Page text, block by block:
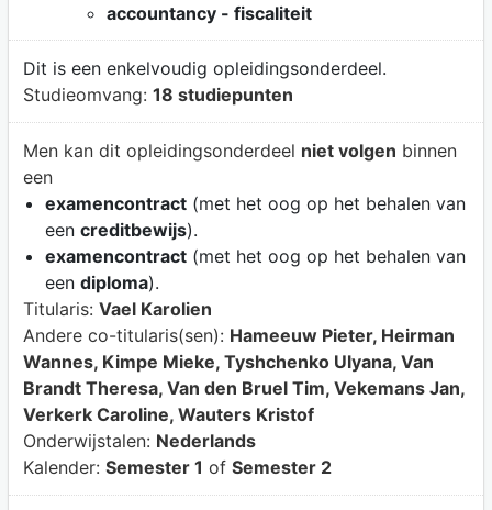
accountancy - fiscaliteit
Dit is een enkelvoudig opleidingsonderdeel.
Studieomvang: 18 studiepunten
Men kan dit opleidingsonderdeel niet volgen binnen
een
examencontract(met het oog op het behalen van
een creditbewijs).
examencontract(met het oog op het behalen van
een diploma).
Titularis: Vael Karolien
Andere co-titularis(sen): Hameeuw Pieter, Heirman
Wannes, Kimpe Mieke, Tyshchenko Ulyana, Van
Brandt Theresa, Van den Bruel Tim, Vekemans Jan,
Verkerk Caroline, Wauters Kristof
Onderwijstalen: Nederlands
Kalender: Semester 1 of Semester 2